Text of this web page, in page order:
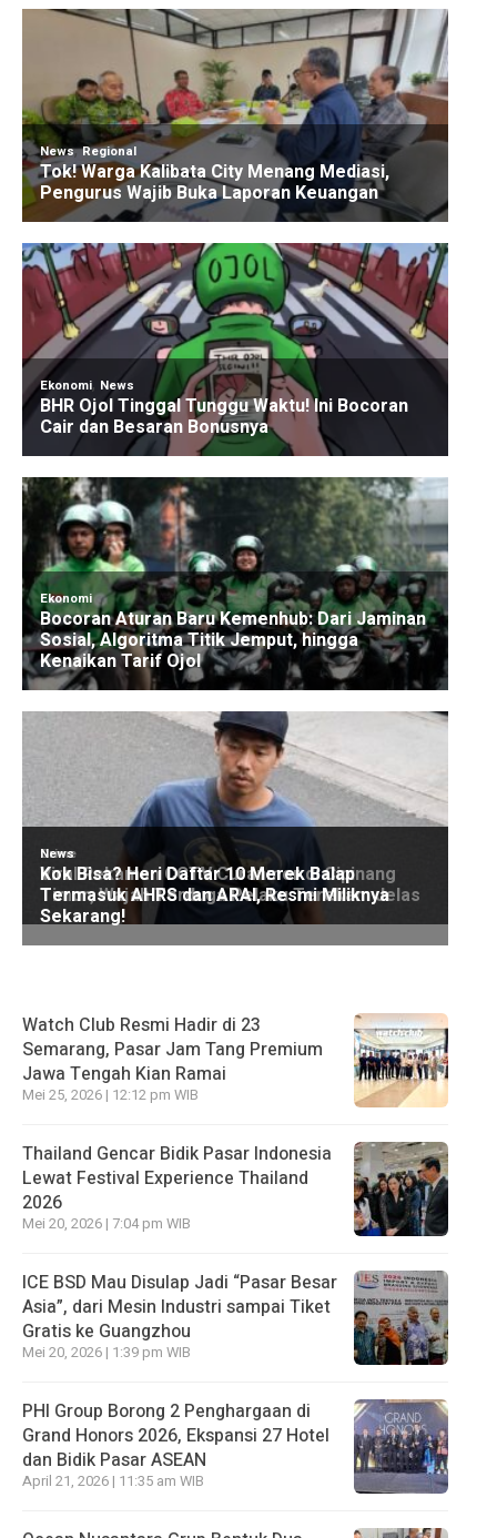
Watch Club Resmi Hadir di 23
Semarang, Pasar Jam Tang Premium
Jawa Tengah Kian Ramai
Mei 25, 2026 | 12:12 pm WIB
Thailand Gencar Bidik Pasar Indonesia
Lewat Festival Experience Thailand
2026
Mei 20, 2026 | 7:04 pm WIB
ICE BSD Mau Disulap Jadi “Pasar Besar
Asia”, dari Mesin Industri sampai Tiket
Gratis ke Guangzhou
Mei 20, 2026 | 1:39 pm WIB
PHI Group Borong 2 Penghargaan di
Grand Honors 2026, Ekspansi 27 Hotel
dan Bidik Pasar ASEAN
April 21, 2026 | 11:35 am WIB